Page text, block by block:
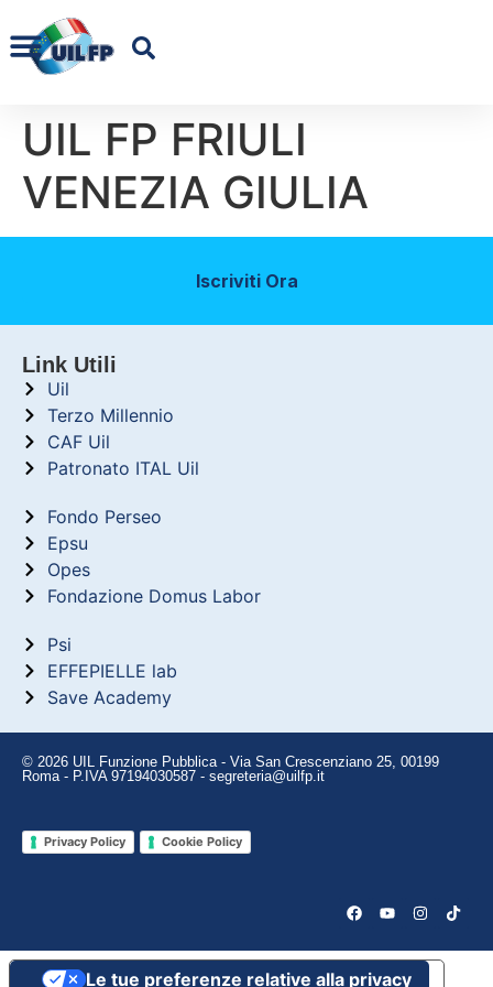
UIL FP FRIULI
VENEZIA GIULIA
Iscriviti Ora
Link Utili
Uil
Terzo Millennio
CAF Uil
Patronato ITAL Uil
Fondo Perseo
Epsu
Opes
Fondazione Domus Labor
Psi
EFFEPIELLE lab
Save Academy
© 2026 UIL Funzione Pubblica - Via San Crescenziano 25, 00199
Roma - P.IVA 97194030587 - segreteria@uilfp.it
Privacy Policy Cookie Policy
Le tue preferenze relative alla privacy